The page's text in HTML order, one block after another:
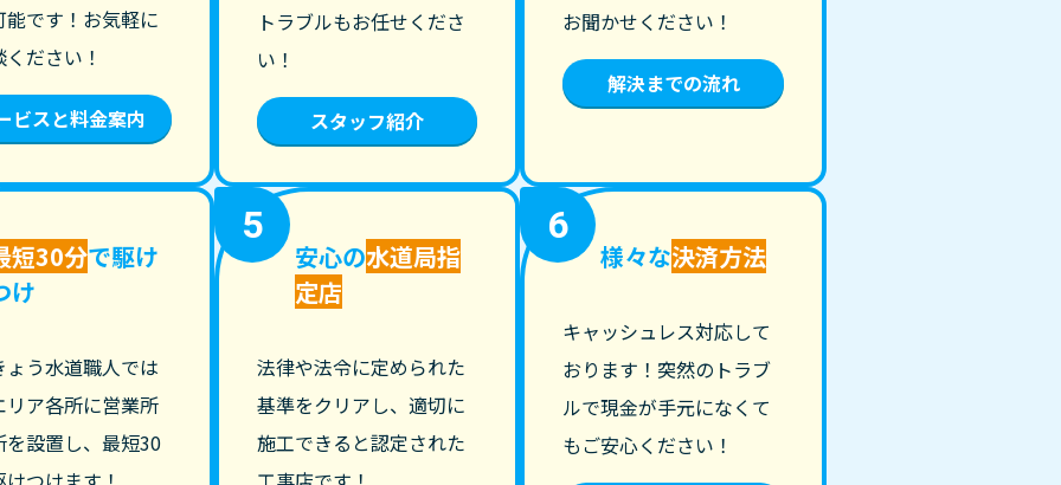
能です！お気軽に
ださい！
ビスと料金案内
トラブルもお任せくださ
い！
スタッフ紹介
お聞かせください！
解決までの流れ
短30分で駆け
け
ょう水道職人では
リア各所に営業所
を設置し、最短30
5
安心の水道局指
定店
法律や法令に定められた
基準をクリアし、適切に
施工できると認定された
6
様々な決済方法
キャッシュレス対応して
おります！突然のトラブ
ルで現金が手元になくて
もご安心ください！